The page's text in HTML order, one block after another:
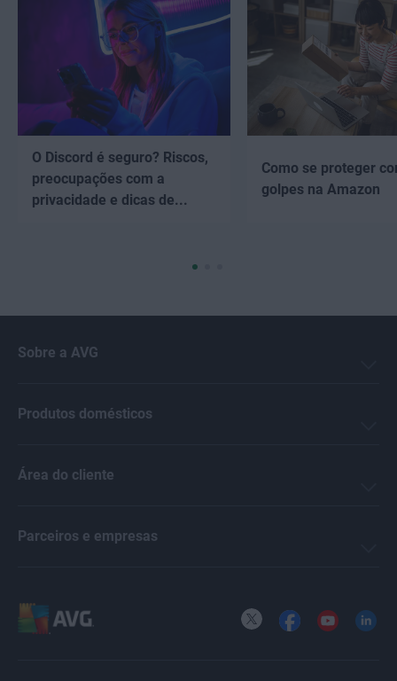
O Discord é seguro? Riscos,
preocupações com a
privacidade e dicas de...
Como se proteger
golpes na Amazon
Sobre a AVG
Produtos domésticos
Área do cliente
Parceiros e empresas